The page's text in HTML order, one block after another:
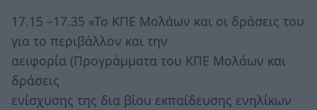
17.15 –17.35 «Το ΚΠΕ Μολάων και οι δράσεις του
για το περιβάλλον και την
αειφορία (Προγράμματα του ΚΠΕ Μολάων και
δράσεις
ενίσχυσης της δια βίου εκπαίδευσης ενηλίκων